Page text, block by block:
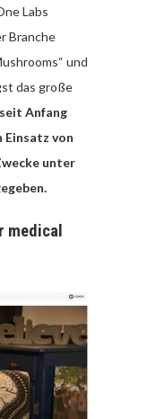
Labs
Branche
und
das große
Anfang
Einsatz von
unter
medical